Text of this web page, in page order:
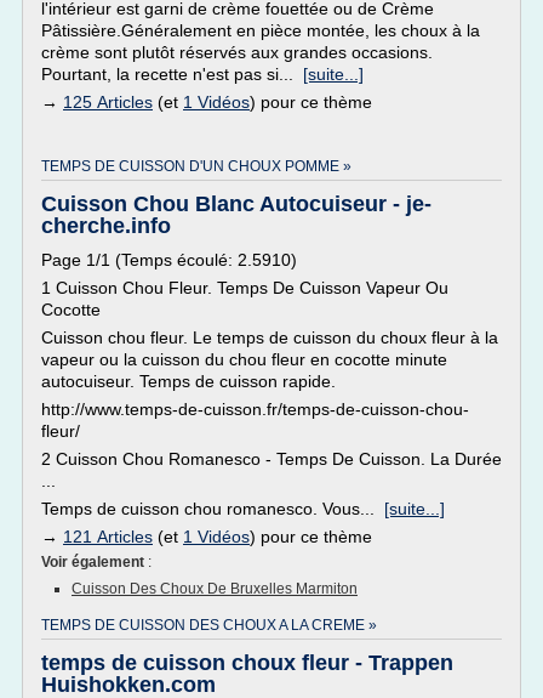
l'intérieur est garni de crème fouettée ou de Crème
Pâtissière.Généralement en pièce montée, les choux à la
crème sont plutôt réservés aux grandes occasions.
Pourtant, la recette n'est pas si... [suite...]
→ 125 Articles (et 1 Vidéos) pour ce thème
TEMPS DE CUISSON D'UN CHOUX POMME »
Cuisson Chou Blanc Autocuiseur - je-
cherche.info
Page 1/1 (Temps écoulé: 2.5910)
1 Cuisson Chou Fleur. Temps De Cuisson Vapeur Ou
Cocotte
Cuisson chou fleur. Le temps de cuisson du choux fleur à la
vapeur ou la cuisson du chou fleur en cocotte minute
autocuiseur. Temps de cuisson rapide.
http://www.temps-de-cuisson.fr/temps-de-cuisson-chou-
fleur/
2 Cuisson Chou Romanesco - Temps De Cuisson. La Durée
Temps de cuisson chou romanesco. Vous... [suite...]
→ 121 Articles (et 1 Vidéos) pour ce thème
Voir également :
Cuisson Des Choux De Bruxelles Marmiton
TEMPS DE CUISSON DES CHOUX A LA CREME »
temps de cuisson choux fleur - Trappen
Huishokken.com